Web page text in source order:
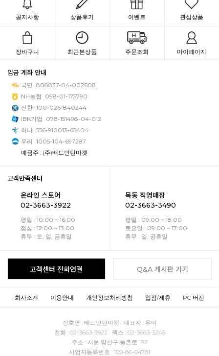
공지사항 상품후기 이벤트 관심상품
장바구니 최근본상품 주문조회 마이페이지
입금 계좌 안내
국민 808837-04-002608
NH농협
098-01-175790
신한 100-026-840244
IBK기업
078-151498-04-012
하나 556-910013-65404
우리 1005-104-697287
예금주 : (주)배드민턴마켓
고객만족센터
온라인 스토어
02-3663-3922
평일 : 10:00 ~ 16:00
점심 : 12:00 ~ 13:00
휴무 : 토, 일, 공휴일
목동 직영매장
02-3663-3490
평일 : 09:00 ~ 18:00
토요일 : 09:00 ~ 17:00
휴무 : 일, 공휴일
고객센터 전화연결 Q&A 게시판 가기
회사소개 이용안내 개인정보처리방침 입점/제휴 PC 버전
상호명 : 배드민턴마켓 대표자 : 유미
전화 : 02-3663-3922 팩스 : 02-3663-3245
주소 : 서울 양천구 등촌로 192
사업자등록번호 : 109-86-04781